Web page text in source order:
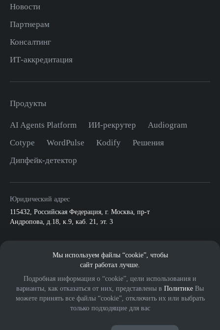
Новости
Партнерам
Консалтинг
ИТ-аккредитация
Продукты
AI Agents Platform ИИ-рекрутер
Audiogram
Cotype
WordPulse Kodify
Решения
Дипфейк-детектор
Юридический адрес
115432, Российская Федерация, г. Москва, пр-т
Андропова, д.18, к.9, каб. 21, эт. 3
Мы используем файлы “cookie”, чтобы
сайт работал лучше.
Подробная информация о “cookie”, цели использования и
варианты, как отказаться от них, представлены в Политике Вы
можете принять все файлы “cookie”, отключить их или выбрать
только подходящие для вас